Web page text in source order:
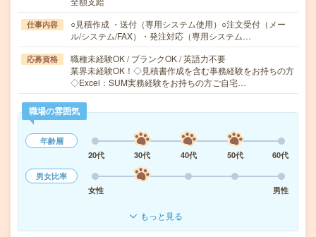
仕事内容
○見積作成 ・送付（専用システム使用）○注文受付（メー
ル/システム/FAX）・発注対応（専用システム…
応募資格
職種未経験OK / ブランクOK / 英語力不要
業界未経験OK！◇見積書作成を含む事務経験をお持ちの方
◇Excel：SUM実務経験をお持ちの方ご自宅…
職場の雰囲気
年齢層
20代
30代 40代 50代
60代
男女比率
女性
男性
もっと見る